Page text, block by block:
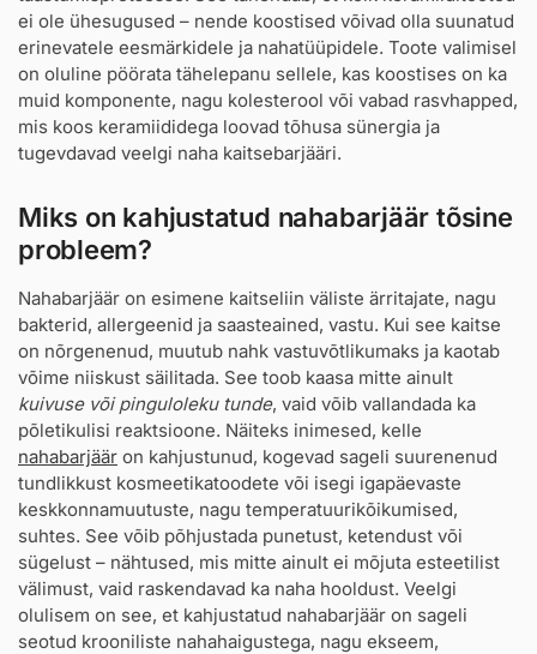
ei ole ühesugused – nende koostised võivad olla suunatud
erinevatele eesmärkidele ja nahatüüpidele. Toote valimisel
on oluline pöörata tähelepanu sellele, kas koostises on ka
muid komponente, nagu kolesterool või vabad rasvhapped,
mis koos keramiididega loovad tõhusa sünergia ja
tugevdavad veelgi naha kaitsebarjääri.
Miks on kahjustatud nahabarjäär tõsine
probleem?
Nahabarjäär on esimene kaitseliin väliste ärritajate, nagu
bakterid, allergeenid ja saasteained, vastu. Kui see kaitse
on nõrgenenud, muutub nahk vastuvõtlikumaks ja kaotab
võime niiskust säilitada. See toob kaasa mitte ainult
kuivuse või pinguloleku tunde, vaid võib vallandada ka
põletikulisi reaktsioone. Näiteks inimesed, kelle
nahabarjäär on kahjustunud, kogevad sageli suurenenud
tundlikkust kosmeetikatoodete või isegi igapäevaste
keskkonnamuutuste, nagu temperatuurikõikumised,
suhtes. See võib põhjustada punetust, ketendust või
sügelust – nähtused, mis mitte ainult ei mõjuta esteetilist
välimust, vaid raskendavad ka naha hooldust. Veelgi
olulisem on see, et kahjustatud nahabarjäär on sageli
seotud krooniliste nahahaigustega, nagu ekseem,